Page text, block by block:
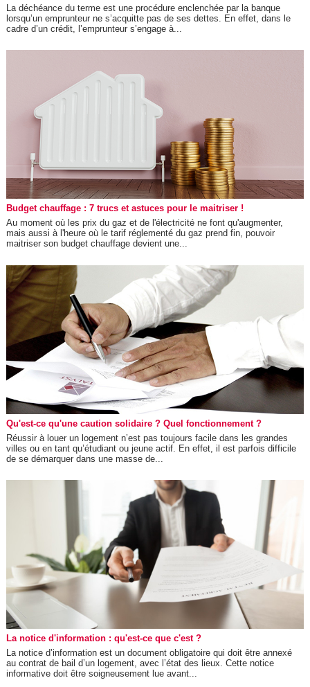
La déchéance du terme est une procédure enclenchée par la banque
lorsqu’un emprunteur ne s’acquitte pas de ses dettes. En effet, dans le
cadre d’un crédit, l’emprunteur s’engage à...
Budget chauffage : 7 trucs et astuces pour le maitriser !
Au moment où les prix du gaz et de l'électricité ne font qu'augmenter,
mais aussi à l'heure où le tarif réglementé du gaz prend fin, pouvoir
maitriser son budget chauffage devient une...
Qu'est-ce qu'une caution solidaire ? Quel fonctionnement ?
Réussir à louer un logement n’est pas toujours facile dans les grandes
villes ou en tant qu’étudiant ou jeune actif. En effet, il est parfois difficile
de se démarquer dans une masse de...
La notice d'information : qu'est-ce que c'est ?
La notice d’information est un document obligatoire qui doit être annexé
au contrat de bail d’un logement, avec l’état des lieux. Cette notice
informative doit être soigneusement lue avant...